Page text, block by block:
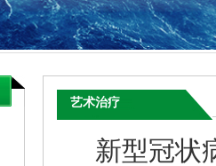
艺术治疗
新型冠状